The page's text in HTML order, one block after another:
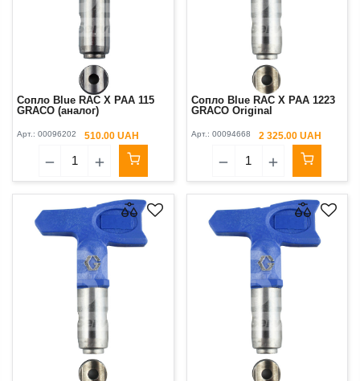
Сопло Blue RAC X PAA 115
GRACO (аналог)
Арт.: 00096202 510.00 UAH
Сопло Blue RAC X PAA 1223
GRACO Original
Арт.: 00094668 2 325.00 UAH